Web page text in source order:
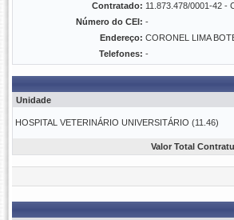
Contratado: 11.873.478/0001-42 -
Número do CEI: -
Endereço: CORONEL LIMA
Telefones: -
Unidade
HOSPITAL VETERINÁRIO UNIVERSITÁRIO (11.46)
Valor Total